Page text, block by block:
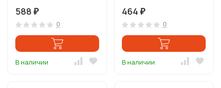
588 ₽
0
В наличии
464 ₽
0
В наличии